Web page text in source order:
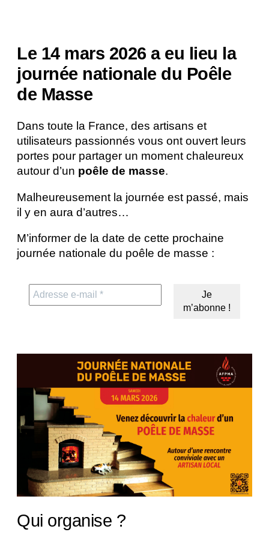
Le 14 mars 2026 a eu lieu la
journée nationale du Poêle
de Masse
Dans toute la France, des artisans et
utilisateurs passionnés vous ont ouvert leurs
portes pour partager un moment chaleureux
autour d’un poêle de masse.
Malheureusement la journée est passé, mais
il y en aura d’autres…
M’informer de la date de cette prochaine
journée nationale du poêle de masse :
Qui organise ?